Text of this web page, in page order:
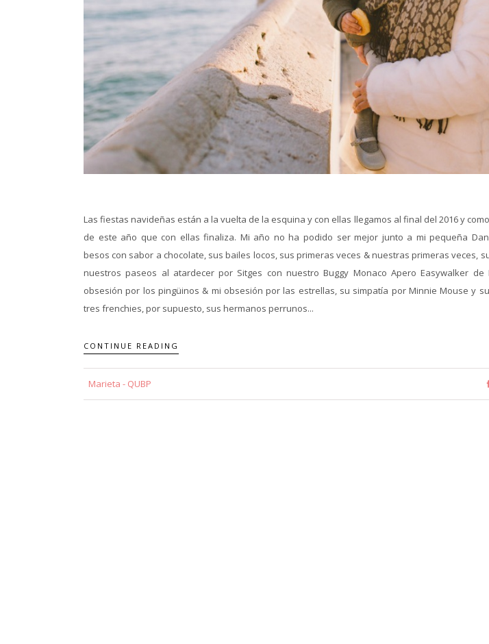
Las fiestas navideñas están a la vuelta de la esquina y con ellas llegamos al final del 2016 y
de este año que con ellas finaliza. Mi año no ha podido ser mejor junto a mi pequeña
besos con sabor a chocolate, sus bailes locos, sus primeras veces & nuestras primeras veces,
nuestros paseos al atardecer por Sitges con nuestro Buggy Monaco Apero Easywalker de
obsesión por los pingüinos & mi obsesión por las estrellas, su simpatía por Minnie Mouse y
tres frenchies, por supuesto, sus hermanos perrunos...
CONTINUE READING
Marieta - QUBP